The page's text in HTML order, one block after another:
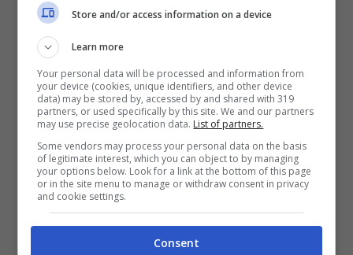
preparazione di Sara. A farle presente che
c’è una presenza eccessiva di caffè
chef francese Mory Sacko.
Questi spiega alla concorrente che “con
troppo caffè il piatto finisce con l’essere
amaro in maniera eccessiva. E l’unica cosa
che resta da fare è metterci una pezza
versando dello zucchero in aggiunta”.
Store and/or access information on a device
Learn more
Your personal data will be processed and information from
your device (cookies, unique identifiers, and other device
data) may be stored by, accessed by and shared with 319
partners, or used specifically by this site. We and our partners
may use precise geolocation data. List of partners.
Some vendors may process your personal data on the basis
of legitimate interest, which you can object to by managing
your options below. Look for a link at the bottom of this page
or in the site menu to manage or withdraw consent in privacy
and cookie settings.
Consent